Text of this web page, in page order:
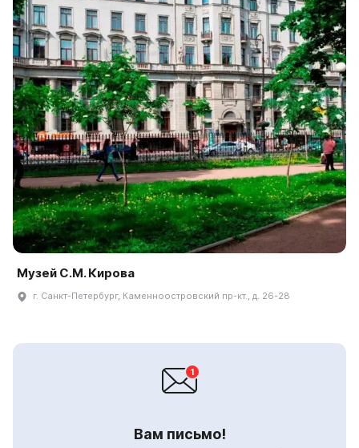
Музей С.М. Кирова
г. Санкт-Петербург, Каменноостровский пр-кт., д. 26-28
Вам письмо!